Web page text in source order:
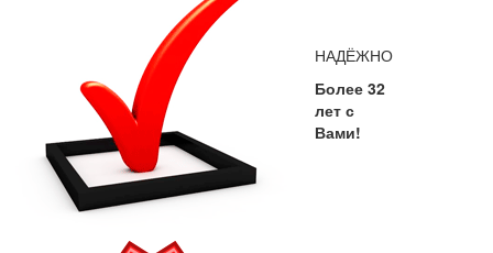
НАДЁЖНО
Более 32
лет с
Вами!